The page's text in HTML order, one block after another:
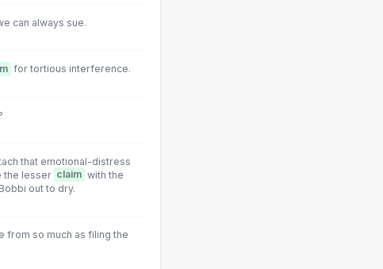
can always sue.
for tortious interference.
that emotional-distress
the lesser claim with the
out to dry.
from so much as filing the